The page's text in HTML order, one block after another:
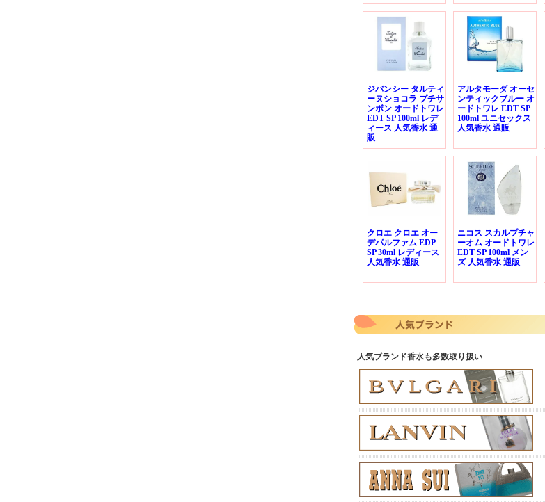
ジバンシー タルティ
ーヌショコラ プチサ
ンボン オードトワレ
EDT SP 100ml レデ
ィース 人気香水 通
販
アルタモーダ オーセ
ンティックブルー オ
ードトワレ EDT SP
100ml ユニセックス
人気香水 通販
クロエ クロエ オー
デパルファム EDP
SP 30ml レディース
人気香水 通販
ニコス スカルプチャ
ーオム オードトワレ
EDT SP 100ml メン
ズ 人気香水 通販
人気ブランド香水も多数取り扱い